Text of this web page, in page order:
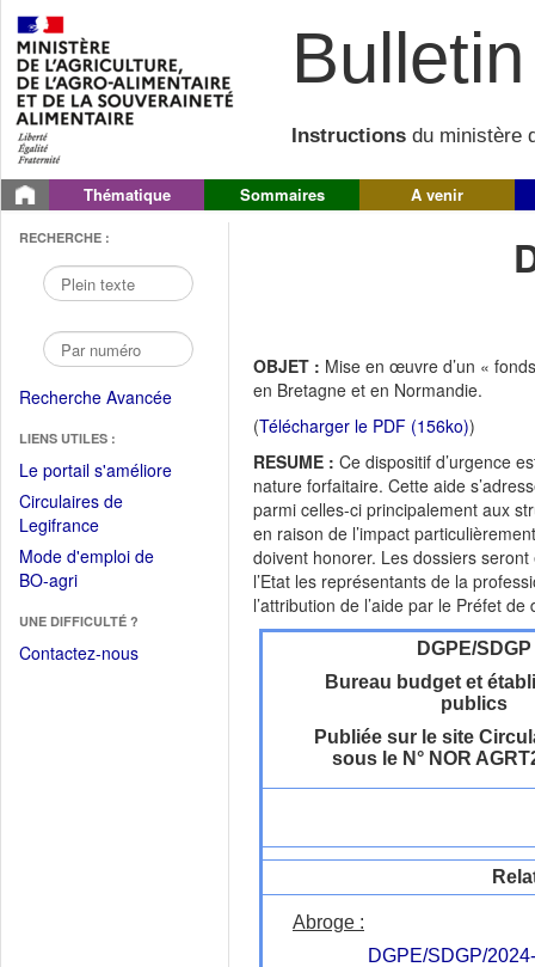
Instructions du ministère
Thématique Sommaires A venir
RECHERCHE :
Recherche Avancée
LIENS UTILES :
Le portail s'améliore(Fichier
Circulaires de
Legifrance(Ouvrir
dans
une
fenêtre)
Mode d'emploi de
BO-agri(Ouvrir
une
nouvelle
UNE DIFFICULTÉ ?
Contactez-nous
OBJET : Mise en œuvre d’un «
en Bretagne et en Normandie.
(Télécharger le PDF (156ko))
RESUME : Ce dispositif d’urgence
nature forfaitaire. Cette aide
parmi celles-ci principalement aux
en raison de l’impact
doivent honorer. Les dossiers
l’Etat les représentants de la
l’attribution de l’aide par le Préfet
DGPE/SDGP
Bureau budget et
publics
Publiée sur le site
sous le N° NOR
Abroge :
DGPE/SDGP/